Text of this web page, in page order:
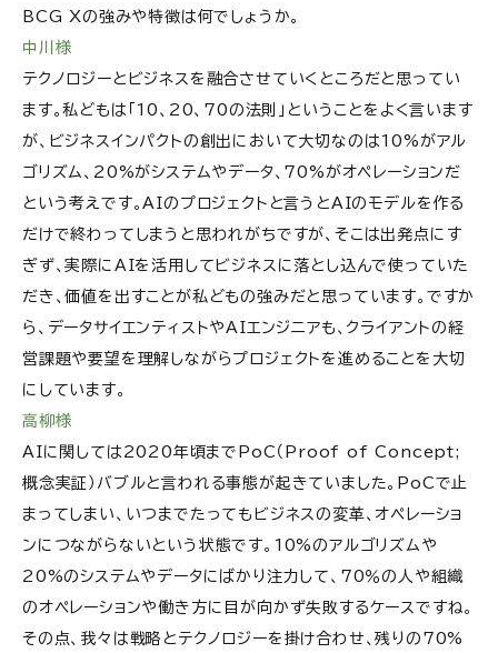
BCG Xの強みや特徴は何でしょうか。
中川様
テクノロジーとビジネスを融合させていくところだと思ってい
ます。私どもは「10、20、70の法則」ということをよく言います
が、ビジネスインパクトの創出において大切なのは10%がアル
ゴリズム、20%がシステムやデータ、70%がオペレーションだ
という考えです。AIのプロジェクトと言うとAIのモデルを作る
だけで終わってしまうと思われがちですが、そこは出発点にす
ぎず、実際にAIを活用してビジネスに落とし込んで使っていた
だき、価値を出すことが私どもの強みだと思っています。ですか
ら、データサイエンティストやAIエンジニアも、クライアントの経
営課題や要望を理解しながらプロジェクトを進めることを大切
にしています。
高柳様
AIに関しては2020年頃までPoC（Proof of Concept;
概念実証）バブルと言われる事態が起きていました。PoCで止
まってしまい、いつまでたってもビジネスの変革、オペレーショ
ンにつながらないという状態です。10%のアルゴリズムや
20%のシステムやデータにばかり注力して、70％の人や組織
のオペレーションや働き方に目が向かず失敗するケースですね。
その点、我々は戦略とテクノロジーを掛け合わせ、残りの70%